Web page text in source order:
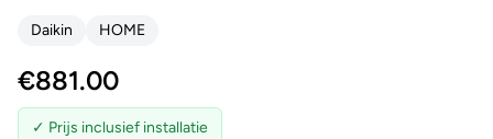
Daikin HOME
€881.00
✓ Prijs inclusief installatie